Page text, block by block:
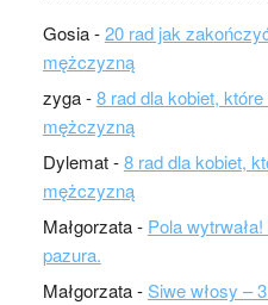
Gosia-20 rad jak
mężczyzną
zyga-8 rad dla kobiet,
mężczyzną
Dylemat-8 rad dla kobiet,
mężczyzną
Małgorzata- Pola
pazura.
Małgorzata-Siwe włosy –